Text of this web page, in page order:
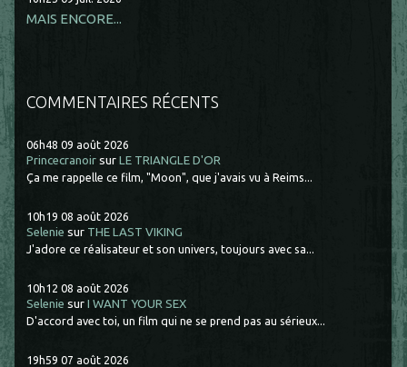
MAIS ENCORE...
COMMENTAIRES RÉCENTS
06h48 09 août 2026
Princecranoir surLE TRIANGLE D'OR
Ça me rappelle ce film, "Moon", que j'avais vu à Reims...
10h19 08 août 2026
Selenie sur THE LAST VIKING
J'adore ce réalisateur et son univers, toujours avec sa...
10h12 08 août 2026
Selenie surI WANT YOUR SEX
D'accord avec toi, un film qui ne se prend pas au sérieux...
19h59 07 août 2026